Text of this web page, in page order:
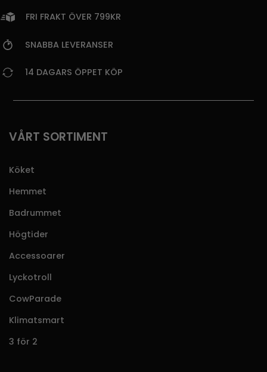
FRI FRAKT ÖVER 799KR
SNABBA LEVERANSER
14 DAGARS ÖPPET KÖP
VÅRT SORTIMENT
Köket
Hemmet
Badrummet
Högtider
Accessoarer
Lyckotroll
CowParade
Klimatsmart
3 för 2